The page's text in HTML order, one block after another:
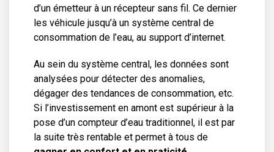
d’un émetteur à un récepteur sans fil. Ce dernier
les véhicule jusqu’à un système central de
consommation de l’eau, au support d’internet.
Au sein du système central, les données sont
analysées pour détecter des anomalies,
dégager des tendances de consommation, etc.
Si l’investissement en amont est supérieur à la
pose d’un compteur d’eau traditionnel, il est par
la suite très rentable et permet à tous de